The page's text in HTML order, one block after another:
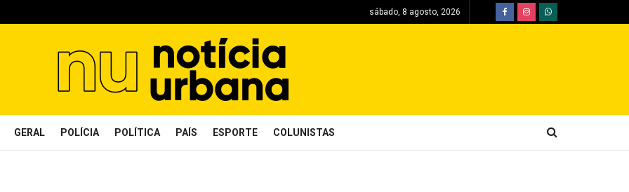
sábado, 8 agosto, 2026
GERAL POLÍCIA POLÍTICA PAÍS ESPORTE COLUNISTAS